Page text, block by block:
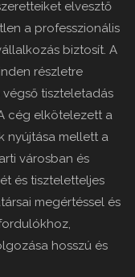
elvesztő
a professzionális
biztosít. A
részletre
tiszteletadás
cég elkötelezett a
nyújtása mellett a
városban és
és tiszteletteljes
megértéssel és
hosszú és